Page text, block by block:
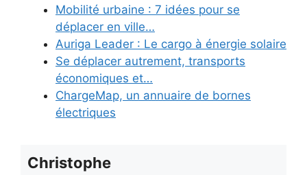
Mobilité urbaine : 7 idées pour se
déplacer en ville…
Auriga Leader : Le cargo à énergie solaire
Se déplacer autrement, transports
économiques et…
ChargeMap, un annuaire de bornes
électriques
Christophe